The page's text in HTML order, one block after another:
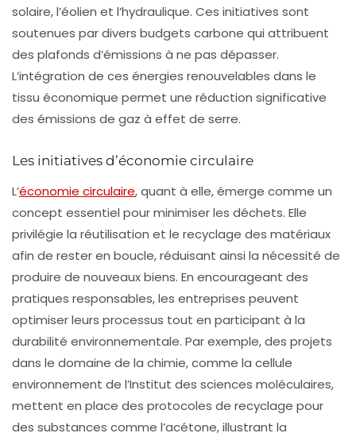
solaire, l’éolien et l’hydraulique. Ces initiatives sont
soutenues par divers budgets carbone qui attribuent
des plafonds d’émissions à ne pas dépasser.
L’intégration de ces énergies renouvelables dans le
tissu économique permet une réduction significative
des émissions de gaz à effet de serre.
Les initiatives d’économie circulaire
L’économie circulaire, quant à elle, émerge comme un
concept essentiel pour minimiser les déchets. Elle
privilégie la réutilisation et le recyclage des matériaux
afin de rester en boucle, réduisant ainsi la nécessité de
produire de nouveaux biens. En encourageant des
pratiques responsables, les entreprises peuvent
optimiser leurs processus tout en participant à la
durabilité environnementale. Par exemple, des projets
dans le domaine de la chimie, comme la cellule
environnement de l’Institut des sciences moléculaires,
mettent en place des protocoles de recyclage pour
des substances comme l’acétone, illustrant la